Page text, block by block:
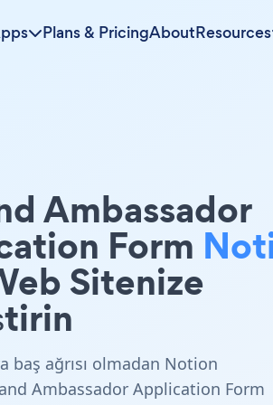
Plans & PricingAboutResources
Ambassador
Form
Sitenize
baş ağrısı olmadan Notion
Ambassador Application Form